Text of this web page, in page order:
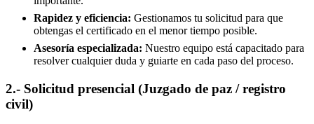
Rapidez y eficiencia: Gestionamos tu solicitud para que
obtengas el certificado en el menor tiempo posible.
Asesoría especializada: Nuestro equipo está capacitado para
resolver cualquier duda y guiarte en cada paso del proceso.
2.- Solicitud presencial (Juzgado de paz / registro
civil)